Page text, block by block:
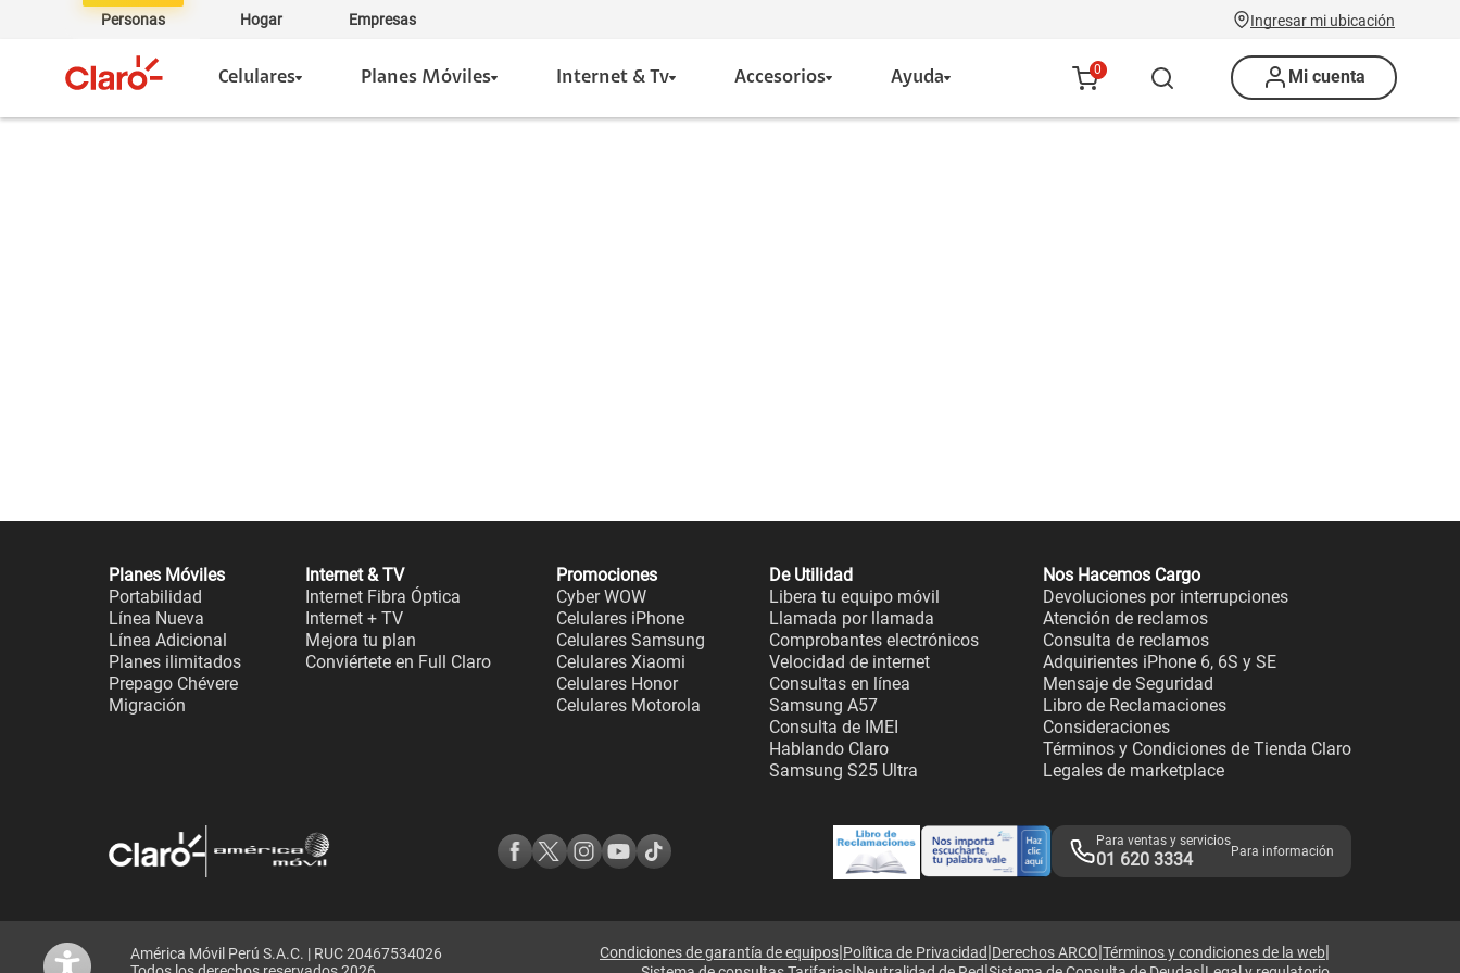
Personas Hogar Empresas Ingresar mi ubicación
Celulares Planes Móviles Internet & Tv Accesorios Ayuda 0 Mi cuenta
Planes Móviles
Portabilidad
Línea Nueva
Línea Adicional
Planes ilimitados
Prepago Chévere
Migración
Internet & TV
Internet Fibra Óptica
Internet + TV
Mejora tu plan
Conviértete en Full Claro
Promociones
Cyber WOW
Celulares iPhone
Celulares Samsung
Celulares Xiaomi
Celulares Honor
Celulares Motorola
De Utilidad
Libera tu equipo móvil
Llamada por llamada
Comprobantes electrónicos
Velocidad de internet
Consultas en línea
Samsung A57
Consulta de IMEI
Hablando Claro
Samsung S25 Ultra
Nos Hacemos Cargo
Devoluciones por interrupciones
Atención de reclamos
Consulta de reclamos
Adquirientes iPhone 6, 6S y SE
Mensaje de Seguridad
Libro de Reclamaciones
Consideraciones
Términos y Condiciones de Tienda Claro
Legales de marketplace
Para ventas y servicios
01 620 3334 Para información
América Móvil Perú S.A.C. | RUC 20467534026
Condiciones de garantía de equipos|Política de Privacidad|Derechos ARCO|Términos y condiciones de la web|